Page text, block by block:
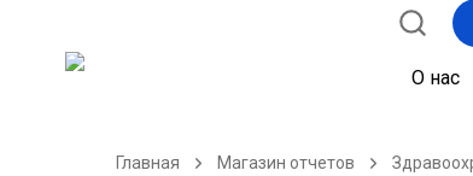
О нас
Главная Магазин отчетов